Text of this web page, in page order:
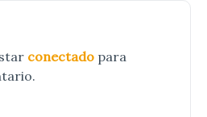
conectado para